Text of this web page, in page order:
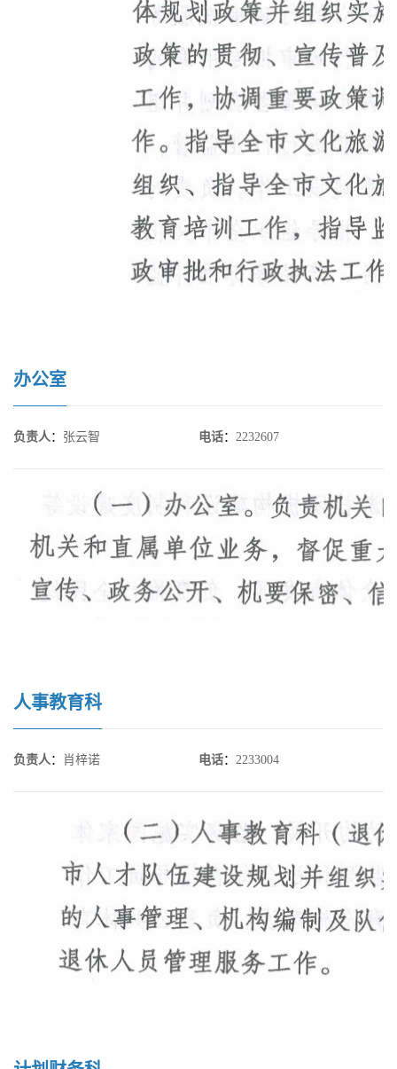
办公室
负责人： 张云智 电话： 2232607
人事教育科
负责人： 肖梓诺 电话： 2233004